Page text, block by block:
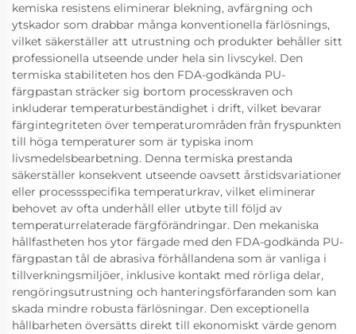
kemiska resistens eliminerar blekning, avfärgning och
ytskador som drabbar många konventionella färlösnings,
vilket säkerställer att utrustning och produkter behåller sitt
professionella utseende under hela sin livscykel. Den
termiska stabiliteten hos den FDA-godkända PU-
färgpastan sträcker sig bortom processkraven och
inkluderar temperaturbeständighet i drift, vilket bevarar
färgintegriteten över temperaturområden från fryspunkten
till höga temperaturer som är typiska inom
livsmedelsbearbetning. Denna termiska prestanda
säkerställer konsekvent utseende oavsett årstidsvariationer
eller processspecifika temperaturkrav, vilket eliminerar
behovet av ofta underhåll eller utbyte till följd av
temperaturrelaterade färgförändringar. Den mekaniska
hållfastheten hos ytor färgade med den FDA-godkända PU-
färgpastan tål de abrasiva förhållandena som är vanliga i
tillverkningsmiljöer, inklusive kontakt med rörliga delar,
rengöringsutrustning och hanteringsförfaranden som kan
skada mindre robusta färlösningar. Den exceptionella
hållbarheten översätts direkt till ekonomiskt värde genom